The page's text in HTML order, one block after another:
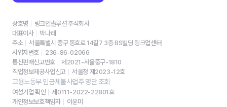
상호명
링크업솔루션 주식회사
대표이사
박나래
주소
서울특별시 중구 동호로 14길7 3층 BS빌딩 링크업센터
사업자번호
236-86-02066
통신판매신고번호
제2021-서울중구-1810
직업정보제공사업신고
서울청 제2023-12호
고용노동부 임금체불사업주 명단 조회
여성기업 확인
제0111-2022-22801호
개인정보보호책임자
이윤미